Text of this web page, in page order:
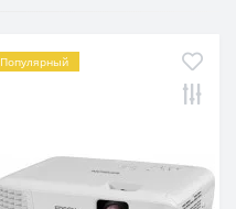
Популярный